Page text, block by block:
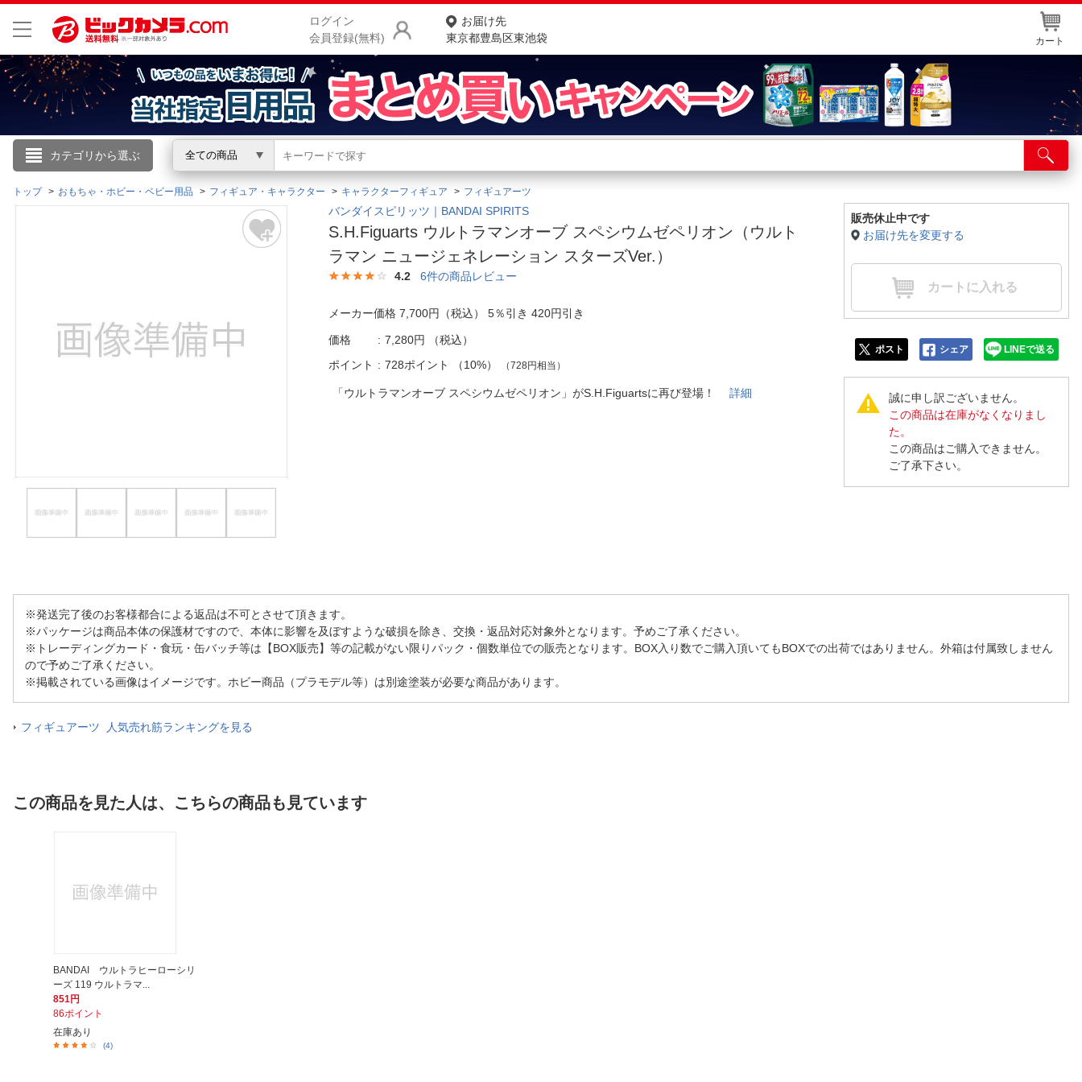
ログイン
会員登録(無料)
お届け先
東京都豊島区東池袋
カート
カテゴリから選ぶ 全ての商品
こんにちは
ログイン
閲覧履歴
商品をさがす
ランキングからさがす
カテゴリ一覧からさがす
ご利用ガイド
よくある質問・お問合せ
ご利用規約
店舗サービス
ネット取り置き
店舗情報・店舗一覧
IR情報
トップ おもちゃ・ホビー・ベビー用品 フィギュア・キャラクター キャラクターフィギュア フィギュアーツ
バンダイスピリッツ｜BANDAI SPIRITS
S.H.Figuarts ウルトラマンオーブ スペシウムゼペリオン（ウルト
ラマン ニュージェネレーション スターズVer.）
4.2 6件の商品レビュー
メーカー価格 7,700円（税込） 5％引き 420円引き
価格 7,280円
（税込）
ポイント
728ポイント （10%） （728円相当）
「ウルトラマンオーブ スペシウムゼペリオン」がS.H.Figuartsに再び登場！詳細
販売休止中です
お届け先を変更する
カートに入れる
ポスト シェア LINEで送る
誠に申し訳ございません。
この商品は在庫がなくなりまし
た。
この商品はご購入できません。
ご了承下さい。
※発送完了後のお客様都合による返品は不可とさせて頂きます。
※パッケージは商品本体の保護材ですので、本体に影響を及ぼすような破損を除き、交換・返品対応対象外となります。予めご了承ください。
※トレーディングカード・食玩・缶バッチ等は【BOX販売】等の記載がない限りパック・個数単位での販売となります。BOX入り数でご購入頂いてもBOXでの出荷ではありません。外箱は付属致しません
ので予めご了承ください。
※掲載されている画像はイメージです。ホビー商品（プラモデル等）は別途塗装が必要な商品があります。
フィギュアーツ 人気売れ筋ランキングを見る
この商品を見た人は、こちらの商品も見ています
BANDAI ウルトラヒーローシリ
ーズ 119 ウルトラマ...
851円
86ポイント
在庫あり
(4)